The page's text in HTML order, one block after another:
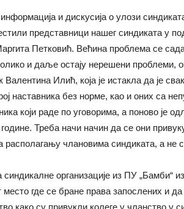
и дискусија о улози
представници нашег синдиката у
Петковић. Већина проблема се
и даље остају нерешени проблеми,
Валентина Илић, која је истакла да је
наставника без норме, као и оних са
који раде по уговорима, а поново
године. Треба начи начин да се они
располагању члановима синдиката, а не
организације из ПУ „Бамби“
место где се бране права запослених и
како су привукли колеге у чланство у